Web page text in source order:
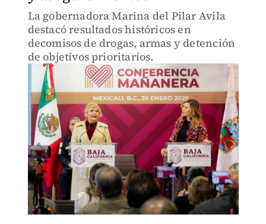
La gobernadora Marina del Pilar Avila
destacó resultados históricos en
decomisos de drogas, armas y detención
de objetivos prioritarios.